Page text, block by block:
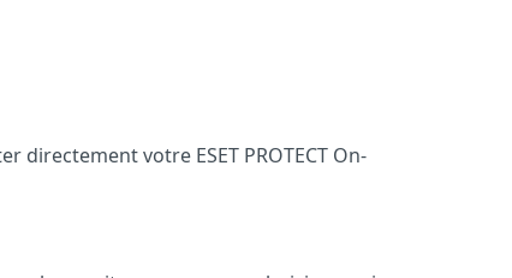
directement votre ESET PROTECT On-